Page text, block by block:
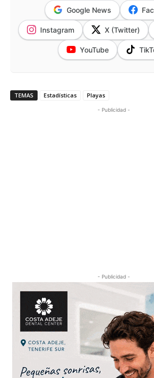
Google News
Instagram X (Twitter)
YouTube
TEMAS Estadísticas Playas
- Publicidad -
- Publicidad -